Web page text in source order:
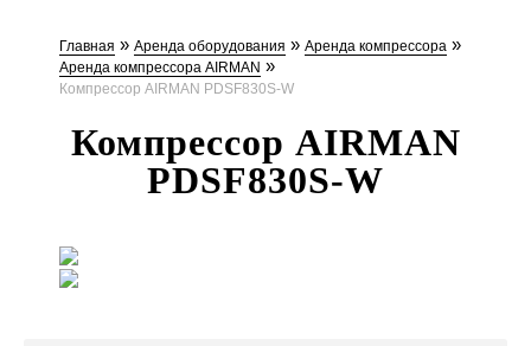
Главная » Аренда оборудования » Аренда компрессора »
Аренда компрессора AIRMAN »
Компрессор AIRMAN PDSF830S-W
Компрессор AIRMAN
PDSF830S-W